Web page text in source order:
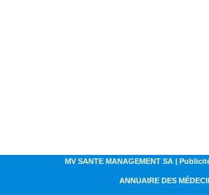
MV SANTE MANAGEMENT SA |
ANNUAIRE DES